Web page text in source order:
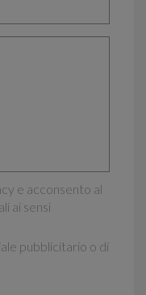
e acconsento al
ai sensi
pubblicitario o di